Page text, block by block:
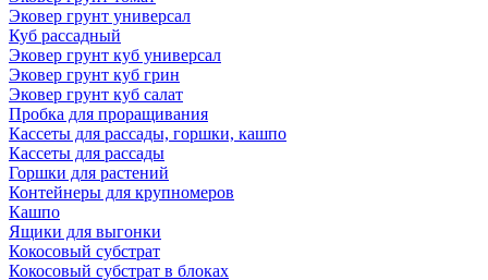
Эковер грунт универсал
Куб рассадный
Эковер грунт куб универсал
Эковер грунт куб грин
Эковер грунт куб салат
Пробка для проращивания
Кассеты для рассады, горшки, кашпо
Кассеты для рассады
Горшки для растений
Контейнеры для крупномеров
Кашпо
Ящики для выгонки
Кокосовый субстрат
Кокосовый субстрат в блоках